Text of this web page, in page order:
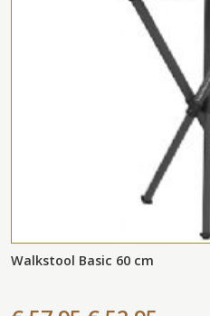
Walkstool Basic 60 cm